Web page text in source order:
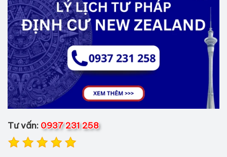
Tư vấn: 0937 231 258